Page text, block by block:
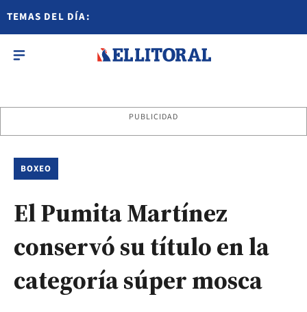
TEMAS DEL DÍA:
PUBLICIDAD
BOXEO
El Pumita Martínez
conservó su título en la
categoría súper mosca